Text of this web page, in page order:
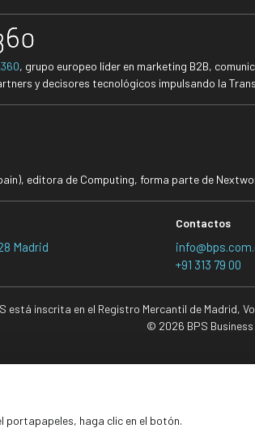
, grupo europeo líder en marketing B2B,
y decisores tecnológicos impulsando la
editora de Computing, forma parte de
Madrid
Contactos
+91 313 79 00
está inscrita en el Registro Mercantil de Madrid,
© 2026 BPS
portapapeles, haga clic en el botón.